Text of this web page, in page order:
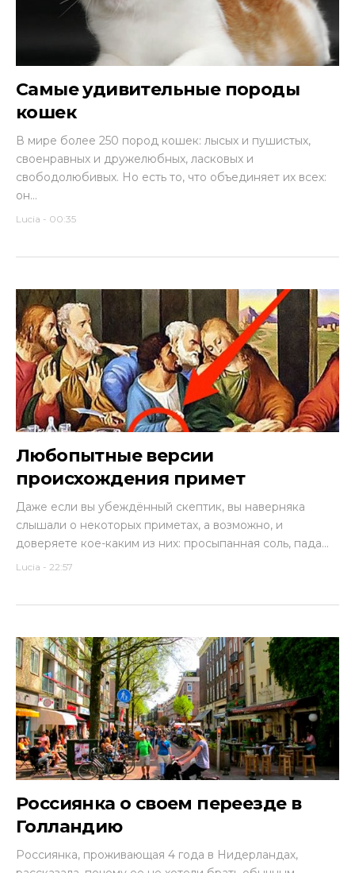
Самые удивительные породы
кошек
В мире более 250 пород кошек: лысых и пушистых,
своенравных и дружелюбных, ласковых и
свободолюбивых. Но есть то, что объединяет их всех:
он...
Lucia - 00:35
Любопытные версии
происхождения примет
Даже если вы убеждённый скептик, вы наверняка
слышали о некоторых приметах, а возможно, и
доверяете кое-каким из них: просыпанная соль, пада...
Lucia - 22:57
Россиянка о своем переезде в
Голландию
Россиянка, проживающая 4 года в Нидерландах,